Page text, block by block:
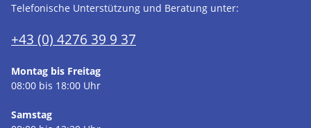
Telefonische Unterstützung und Beratung unter:
+43 (0) 4276 39 9 37
Montag bis Freitag
08:00 bis 18:00 Uhr
Samstag